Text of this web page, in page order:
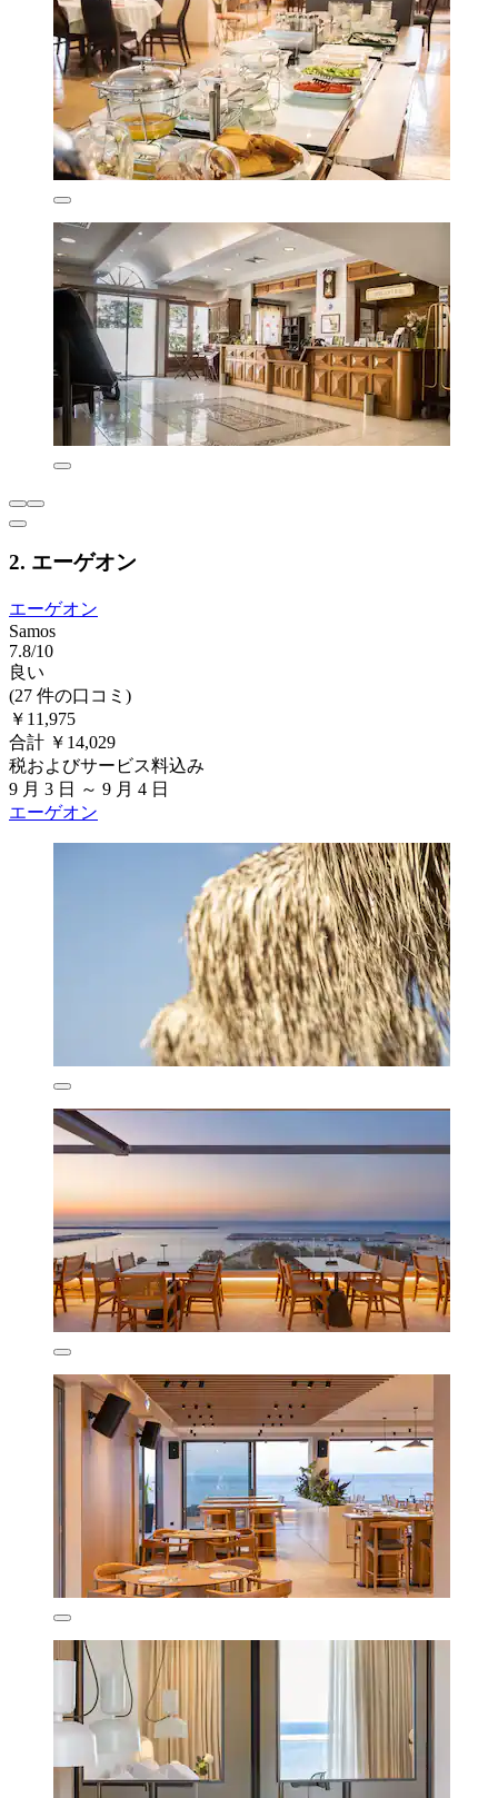
2. エーゲオン
エーゲオン
Samos
7.8/10
良い
(27 件の口コミ)
￥11,975
合計 ￥14,029
税およびサービス料込み
9 月 3 日 ～ 9 月 4 日
エーゲオン